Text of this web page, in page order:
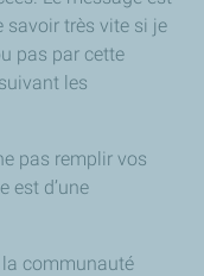
de plus en plus
savoir très vite si je
pas par cette
les
pas remplir vos
est d’une
communauté